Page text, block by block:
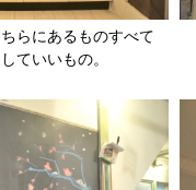
らにあるものすべて
ていいもの。